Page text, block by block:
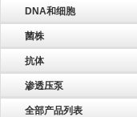
DNA和细胞
菌株
抗体
渗透压泵
全部产品列表